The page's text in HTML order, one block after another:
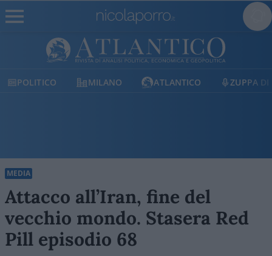
POLITICO MILANO ATLANTICO ZUPPA DI
MEDIA
Attacco all’Iran, fine del
vecchio mondo. Stasera Red
Pill episodio 68